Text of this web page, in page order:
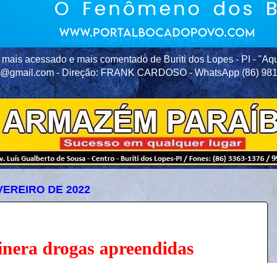
acessado e mais comentado de Buriti dos Lopes - PI -
- Direção: FRANK CARDOSO - WhatsApp (86)
DE 2022
drogas apreendidas